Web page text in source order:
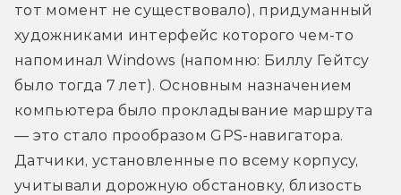
тот момент не существовало), придуманный
художниками интерфейс которого чем-то
напоминал Windows (напомню: Биллу Гейтсу
было тогда 7 лет). Основным назначением
компьютера было прокладывание маршрута
— это стало прообразом GPS-навигатора.
Датчики, установленные по всему корпусу,
учитывали дорожную обстановку, близость